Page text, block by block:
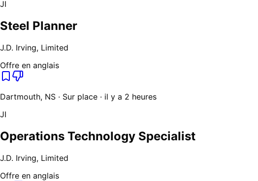
JI
Steel Planner
J.D. Irving, Limited
Offre en anglais
Dartmouth, NS · Sur place · il y a 2 heures
JI
Operations Technology Specialist
J.D. Irving, Limited
Offre en anglais